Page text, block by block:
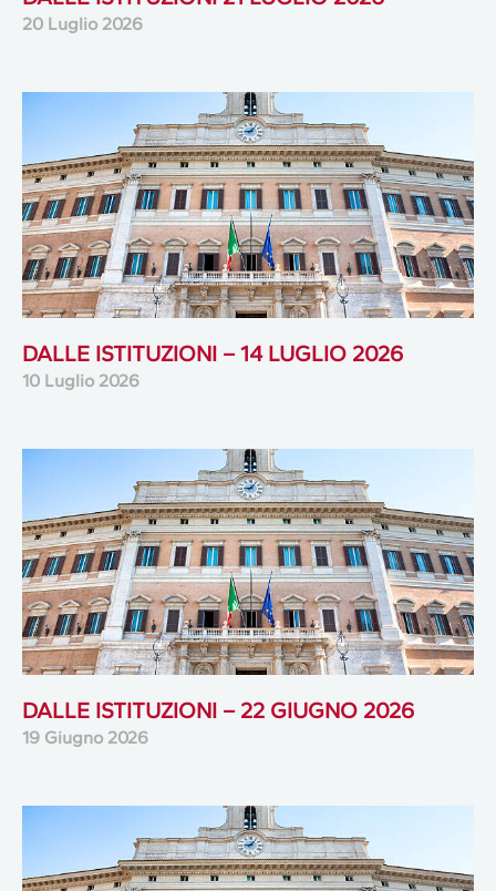
20 Luglio 2026
DALLE ISTITUZIONI – 14 LUGLIO 2026
10 Luglio 2026
DALLE ISTITUZIONI – 22 GIUGNO 2026
19 Giugno 2026